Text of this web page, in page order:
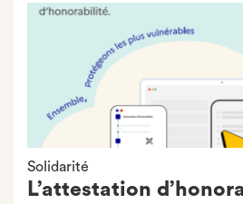
Solidarité
L’attestation